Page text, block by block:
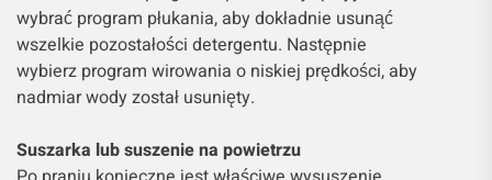
wybrać program płukania, aby dokładnie usunąć
wszelkie pozostałości detergentu. Następnie
wybierz program wirowania o niskiej prędkości, aby
nadmiar wody został usunięty.
Suszarka lub suszenie na powietrzu